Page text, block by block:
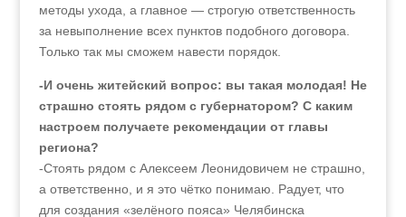
методы ухода, а главное — строгую ответственность
за невыполнение всех пунктов подобного договора.
Только так мы сможем навести порядок.
-И очень житейский вопрос: вы такая молодая! Не
страшно стоять рядом с губернатором? С каким
настроем получаете рекомендации от главы
региона?
-Стоять рядом с Алексеем Леонидовичем не страшно,
а ответственно, и я это чётко понимаю. Радует, что
для создания «зелёного пояса» Челябинска